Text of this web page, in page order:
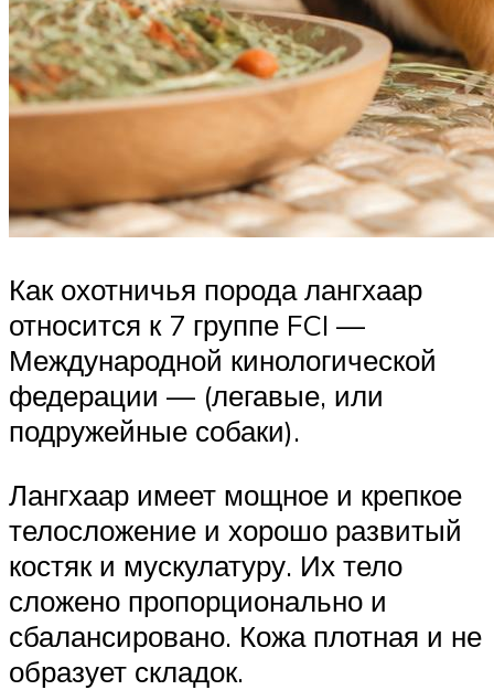
Как охотничья порода лангхаар
относится к 7 группе FCI —
Международной кинологической
федерации — (легавые, или
подружейные собаки).
Лангхаар имеет мощное и крепкое
телосложение и хорошо развитый
костяк и мускулатуру. Их тело
сложено пропорционально и
сбалансировано. Кожа плотная и не
образует складок.